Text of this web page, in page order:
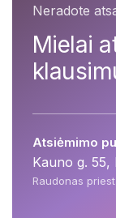
Neradote
Mielai
Atsiėmimo
Kauno g. 55,
Raudonas